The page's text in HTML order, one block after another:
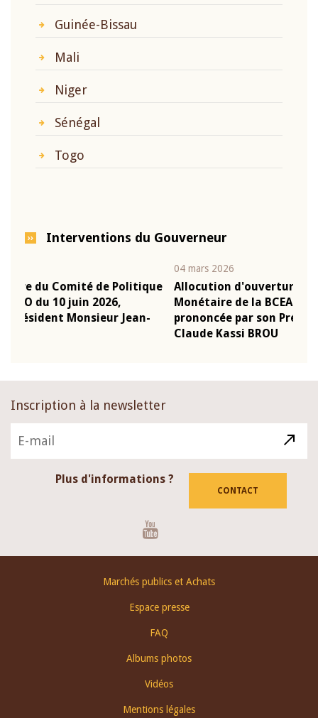
Guinée-Bissau
Mali
Niger
Sénégal
Togo
Interventions du Gouverneur
Allocution d'ouverture du Comité de Politique
Monétaire de la BCEAO du 4 mars 2026,
prononcée par son Président Monsieur Jean-
Inscription à la newsletter
Plus d'informations ?
CONTACT
Marchés publics et Achats
Espace presse
FAQ
Albums photos
Vidéos
Mentions légales